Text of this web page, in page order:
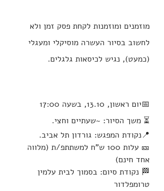
מוזמנים ומוזמנות לקחת פסק זמן ולא
לחשוב בסיור העשרה מוסיקלי ומעגלי
(כמעט), נגיש לכיסאות גלגלים.
📅יום ראשון, 13.10, בשעה 17:00
⏳ משך הסיור: ~שעתיים וחצי.
📍נקודת המפגש: גורדון תל אביב.
🎫 עלות 100 ש"ח למשתתפ/ת (מלווה
אחד חינם)
🏁 נקודת סיום: בסמוך לבית עלמין
טרומפלדור